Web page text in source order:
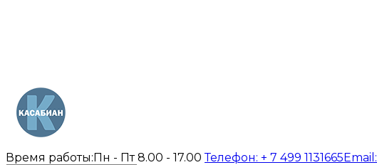
Время работы:Пн - Пт 8.00 - 17.00Телефон: + 7 499 1131665Email: